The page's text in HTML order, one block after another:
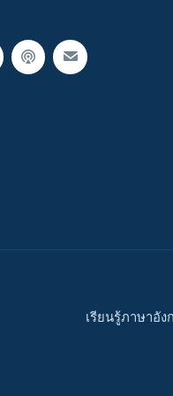
เรียนรู้ภาษาอัง